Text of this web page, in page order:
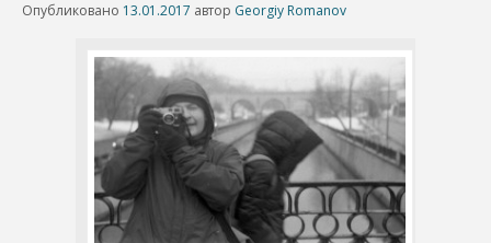
Опубликовано 13.01.2017 автор Georgiy Romanov